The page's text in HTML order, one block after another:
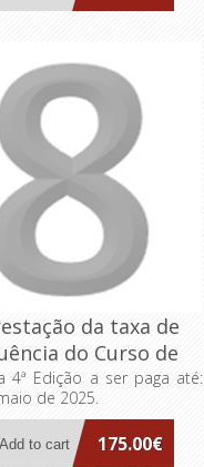
da taxa de
do Curso de
Especializada
Dirigentes
Intermédios
4ª Edição a ser paga até:
de 2025.
175.00€